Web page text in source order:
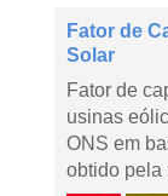
Fator de
Solar
Fator de
usinas
ONS em
obtido pela